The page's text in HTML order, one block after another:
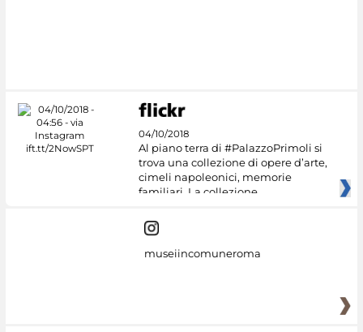
04/10/2018
Al piano terra di #PalazzoPrimoli si
trova una collezione di opere d’arte,
cimeli napoleonici, memorie
familiari. La collezione
museiincomuneroma